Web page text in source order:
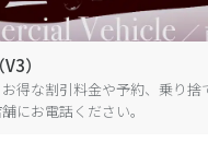
）
得な割引料金や予約、乗り捨
にお電話ください。